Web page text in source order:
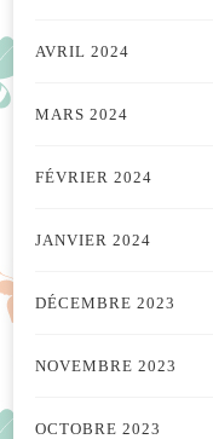
AVRIL 2024
MARS 2024
FÉVRIER 2024
JANVIER 2024
DÉCEMBRE 2023
NOVEMBRE 2023
OCTOBRE 2023